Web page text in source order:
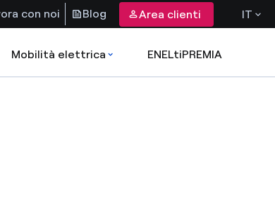
con noi Blog Area clienti IT
Mobilità elettrica ENELtiPREMIA